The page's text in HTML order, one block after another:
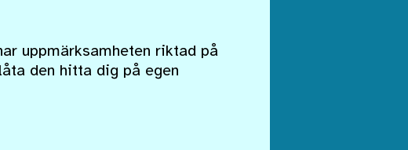
uppmärksamheten riktad på
den hitta dig på egen